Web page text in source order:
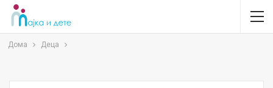
Дома Деца